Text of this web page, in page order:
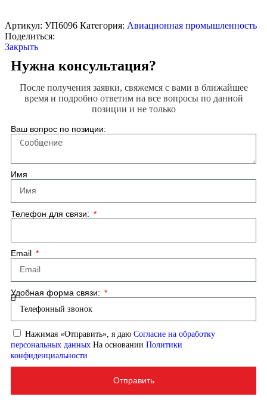
Артикул: УП6096 Категория: Авиационная промышленность
Поделиться:
Закрыть
Нужна консультация?
После получения заявки, свяжемся с вами в ближайшее
время и подробно ответим на все вопросы по данной
позиции и не только
Ваш вопрос по позиции:
Имя
Телефон для связи:
Email
Удобная форма связи:
Нажимая «Отправить», я даю Согласие на обработку
персональных данных На основании Политики
конфиденциальности
Отправить